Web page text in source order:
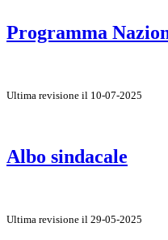
Programma
Ultima revisione il 10-07-2025
Albo sindacale
Ultima revisione il 29-05-2025